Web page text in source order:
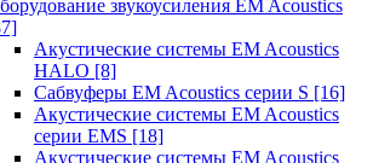
звукоусиления EM Acoustics
Акустические системы EM Acoustics
HALO [8]
Сабвуферы EM Acoustics серии S [16]
Акустические системы EM Acoustics
серии EMS [18]
Акустические системы EM Acoustics